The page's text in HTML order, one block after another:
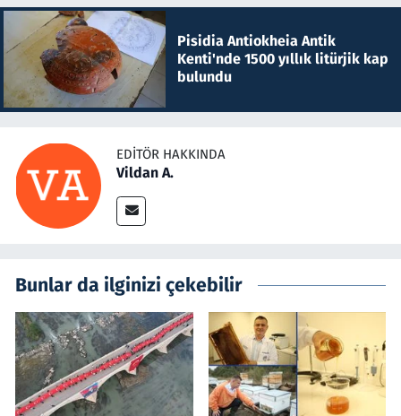
Pisidia Antiokheia Antik
Kenti'nde 1500 yıllık litürjik kap
bulundu
EDITÖR HAKKINDA
Vildan A.
Bunlar da ilginizi çekebilir